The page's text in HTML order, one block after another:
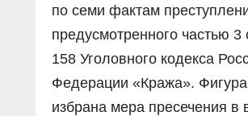
по семи фактам
предусмотренного частью 3
158 Уголовного кодекса
Федерации «Кража».
избрана мера пресечения в